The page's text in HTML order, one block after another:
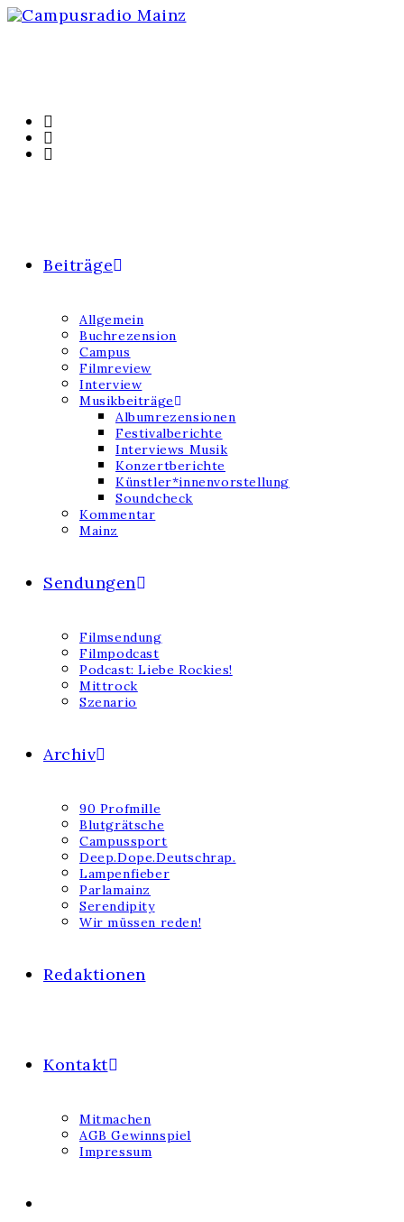
Beiträge
Allgemein
Buchrezension
Campus
Filmreview
Interview
Musikbeiträge
Albumrezensionen
Festivalberichte
Interviews Musik
Konzertberichte
Künstler*innenvorstellung
Soundcheck
Kommentar
Mainz
Sendungen
Filmsendung
Filmpodcast
Podcast: Liebe Rockies!
Mittrock
Szenario
Archiv
90 Profmille
Blutgrätsche
Campussport
Deep.Dope.Deutschrap.
Lampenfieber
Parlamainz
Serendipity
Wir müssen reden!
Redaktionen
Kontakt
Mitmachen
AGB Gewinnspiel
Impressum